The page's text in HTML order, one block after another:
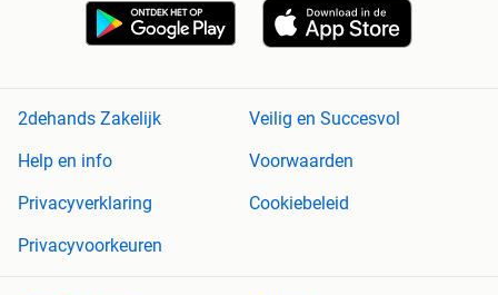
2dehands Zakelijk
Veilig en Succesvol
Help en info
Voorwaarden
Privacyverklaring
Cookiebeleid
Privacyvoorkeuren